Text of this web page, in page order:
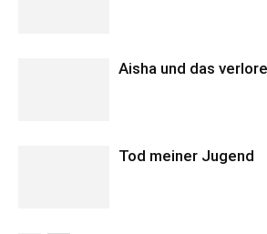
Aisha und das
Tod meiner Jugend